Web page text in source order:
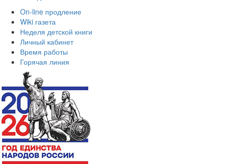
On-line продление
Wiki газета
Неделя детской книги
Личный кабинет
Время работы
Горячая линия